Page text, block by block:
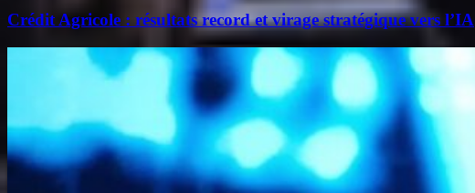
Crédit Agricole : résultats record et virage stratégique vers l’IA